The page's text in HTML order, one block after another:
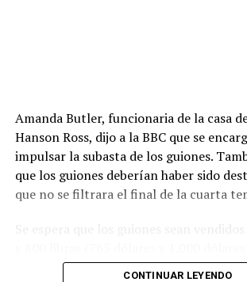
Amanda Butler, funcionaria de la casa
Hanson Ross, dijo a la BBC que se
impulsar la subasta de los guiones.
que los guiones deberían haber sido
que no se filtrara el final de la cuarta
CONTINUAR LEYENDO